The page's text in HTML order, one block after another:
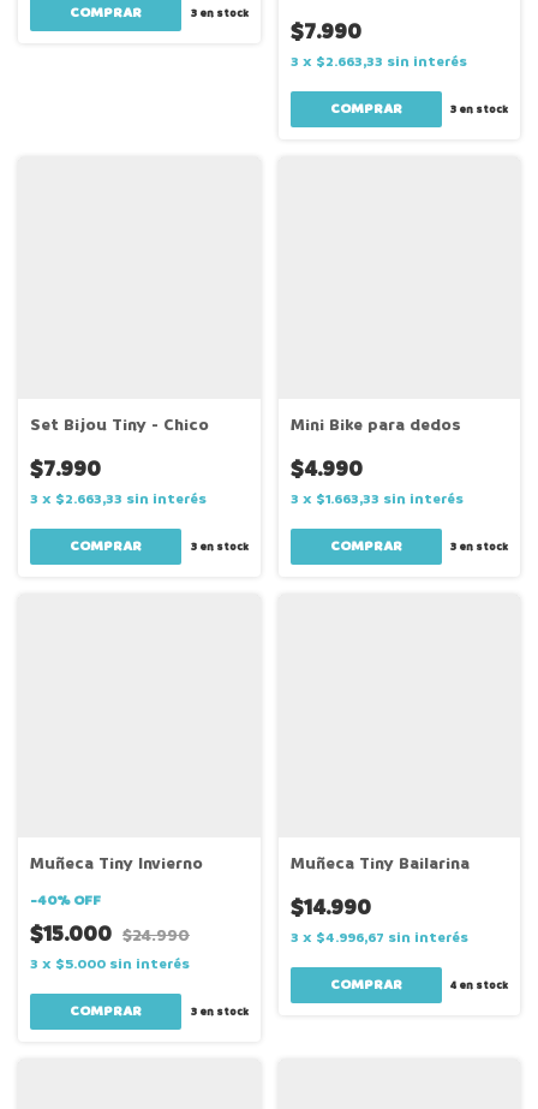
3en stock
$7.990
3 x $2.663,33 sin interés
3 en stock
Set Bijou Tiny - Chico
$7.990
3 x $2.663,33 sin interés
3en stock
Mini Bike para dedos
$4.990
3 x $1.663,33 sin interés
3 en stock
Muñeca Tiny Invierno
-40%OFF
$15.000 $24.990
3 x $5.000 sin interés
3en stock
Muñeca Tiny Bailarina
$14.990
3 x $4.996,67 sin interés
4 en stock